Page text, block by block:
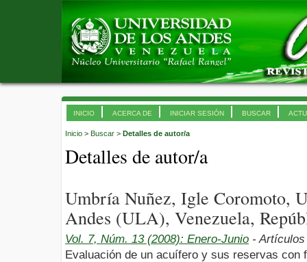
INICIO ACERCA DE INICIAR SESIÓN BUSCAR
Inicio > Buscar > Detalles de autor/a
Detalles de autor/a
Umbría Nuñez, Igle Coromoto,
Andes (ULA), Venezuela,
Vol. 7, Núm. 13 (2008): Enero-Junio - Artículos
Evaluación de un acuífero y sus reservas con